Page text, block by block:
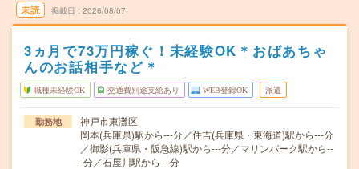
未読 掲載日 2026/08/07
3ヵ月で73万円稼ぐ！未経験OK＊おばあちゃ
んのお話相手など＊
職種未経験OK 交通費別途支給あり WEB登録OK 派遣
勤務地
神戸市東灘区
岡本(兵庫県)駅から---分／住吉(兵庫県・東海道)駅から---分
／御影(兵庫県・阪急線)駅から---分／マリンパーク駅から--
-分／石屋川駅から---分